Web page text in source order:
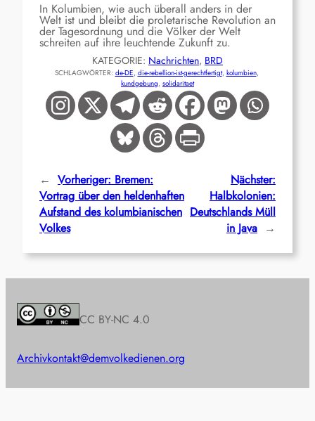
In Kolumbien, wie auch überall anders in der
Welt ist und bleibt die proletarische Revolution an
der Tagesordnung und die Völker der Welt
schreiten auf ihre leuchtende Zukunft zu.
KATEGORIE: Nachrichten, BRD
SCHLAGWÖRTER: de-DE, die-rebellion-ist-gerechtfertigt, kolumbien
kundgebung, solidaritaet
← Vorheriger: Bremen:
Vortrag über den heldenhaften
Aufstand des kolumbianischen
Volkes
Nächster:
Halbkolonien:
Deutschlands Müll
in Java →
CC BY-NC 4.0
Archivkontakt@demvolkedienen.org